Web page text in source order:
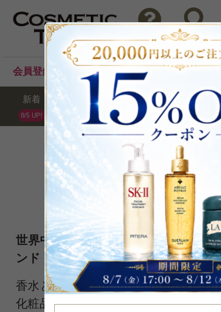
問い合わせ 検索
会員登録後のお買い物でポイントプレゼント！
新着
8/5 UP!
セール ランキング ブ
Guerlain
ゲラン
全130点 /最大60%OFF
ブランドランキング第8位(07
世界中の女性を虜にするラグジュア
ンド
香水とスキンケア製品を中心とした
化粧品ブランド ゲラン（Guerlain）